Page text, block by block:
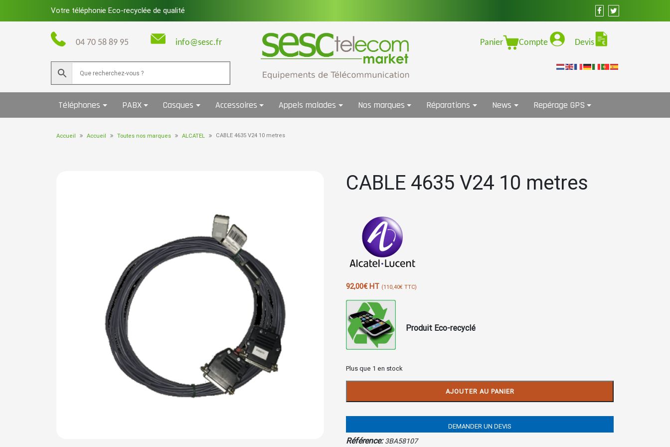
Votre téléphonie Eco-recyclée de qualité
04 70 58 89 95 info@sesc.fr Panier Compte Devis
Téléphones PABX Casques Accessoires Appels malades Nos marques Réparations News Repérage GPS
Accueil Accueil Toutes nos marques ALCATEL CABLE 4635 V24 10 metres
CABLE 4635 V24 10 metres
92,00€HT (110,40€ TTC)
Produit Eco-recyclé
Plus que 1 en stock
quantité
CABLE
4635
10
AJOUTER AU PANIER
DEMANDER UN DEVIS
Référence:3BA58107